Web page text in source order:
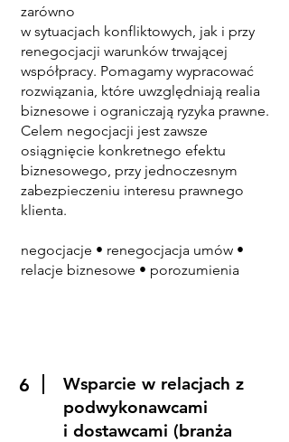
zarówno
w sytuacjach konfliktowych, jak i przy
renegocjacji warunków trwającej
współpracy. Pomagamy wypracować
rozwiązania, które uwzględniają realia
biznesowe i ograniczają ryzyka prawne.
Celem negocjacji jest zawsze
osiągnięcie konkretnego efektu
biznesowego, przy jednoczesnym
zabezpieczeniu interesu prawnego
klienta.
negocjacje • renegocjacja umów •
relacje biznesowe • porozumienia
6
Wsparcie w relacjach z
podwykonawcami
i dostawcami (branża